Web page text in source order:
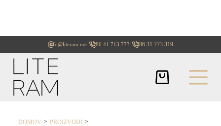
info@literam.net +386 41 713 773 +386 31 773 319
DOMOV > PROIZVODI >